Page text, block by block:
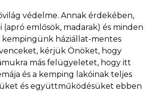
védelme. Annak érdekében,
emlősök, madarak) és minden
kempingünk háziállat-mentes
kérjük Önöket, hogy
más felügyeletet, hogy itt
és a kemping lakóinak teljes
és együttműködésüket ebben